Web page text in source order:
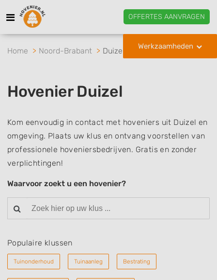
OFFERTES AANVRAGEN
Werkzaamheden
Home Noord-Brabant Duizel
Hovenier Duizel
Kom eenvoudig in contact met hoveniers uit Duizel en
omgeving. Plaats uw klus en ontvang voorstellen van
professionele hoveniersbedrijven. Gratis en zonder
verplichtingen!
Waarvoor zoekt u een hovenier?
Populaire klussen
Tuinonderhoud Tuinaanleg Bestrating